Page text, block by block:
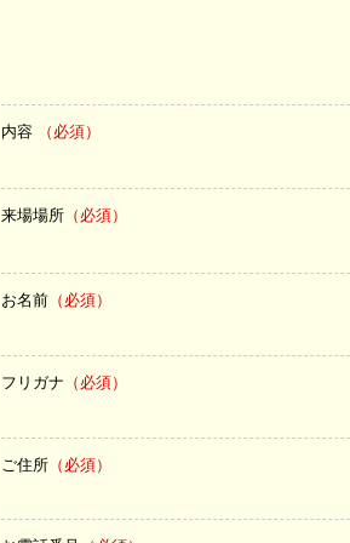
内容 （必須）
来場場所 （必須）
お名前 （必須）
フリガナ （必須）
ご住所 （必須）